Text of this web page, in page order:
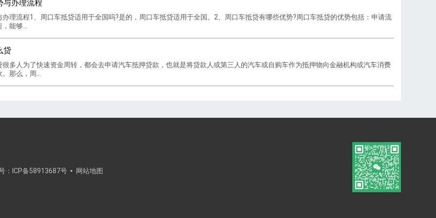
与办理流程
理流程1、周口车抵贷适用于全国吗?是的，周口车抵贷适用于全国。2、周口车抵贷有哪些优势?周口车抵贷的优势包括：申请流
能够...
贷
多人为了快速资金周转，都会去申请汽车抵押贷款，也就是将贷款人或第三人的汽车或自购车作为抵押物向金融机构或汽车消费
那么，周...
： ICP备58913687号 网站地图